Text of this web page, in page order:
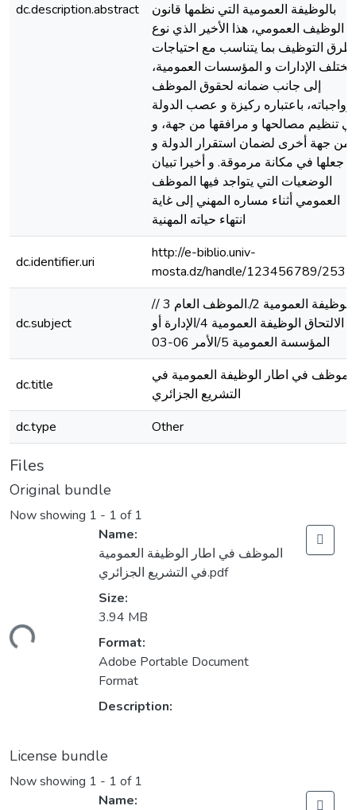
dc.description.abstract
بالوظيفة العمومية التي نظمها قانون
الوظيف العمومي، هذا الأخير الذي نوع
طرق التوظيف بما يتناسب مع احتياجات
مختلف الإدارات و المؤسسات العمومية،
إلى جانب ضمانه لحقوق الموظف
وواجباته، باعتباره ركيزة و عصب الدولة
تنظيم مصالحها و مرافقها من جهة، و
من جهة أخرى لضمان استقرار الدولة و
جعلها في مكانة مرموقة. و أخيرا تبيان
الوضعيات التي يتواجد فيها الموظف
العمومي أثناء مساره المهني إلى غاية
انتهاء حياته المهنية
dc.identifier.uri
http://e-biblio.univ-
mosta.dz/handle/123456789/
dc.subject
/الوظيفة العمومية 2/.الموظف العام 3 /
الالتحاق الوظيفة العمومية 4/الإدارة أو
المؤسسة العمومية 5/الأمر 06-03
dc.title
الموظف في اطار الوظيفة العمومية في
التشريع الجزائري
dc.type
Other
Files
Original bundle
Now showing 1 - 1 of 1
Name:
الموظف في اطار الوظيفة العمومية
في التشريع الجزائري.pdf
Size:
3.94 MB
Format:
Adobe Portable Document
Format
Description:
License bundle
Now showing 1 - 1 of 1
Name: